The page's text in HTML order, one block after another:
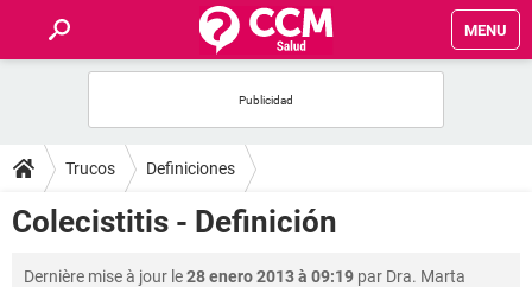
MENU
FORUMS
SALUD
FAMILIA
Trucos Definiciones
Colecistitis - Definición
Dernière mise à jour le28 enero 2013 à 09:19 par Dra. Marta